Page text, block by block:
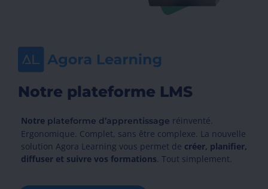
Notre plateforme LMS
Notre plateforme d’apprentissage réinventé.
Ergonomique. Complet, sans être complexe. La nouvelle
solution Agora Learning vous permet de créer, planifier,
diffuser et suivre vos formations. Tout simplement.